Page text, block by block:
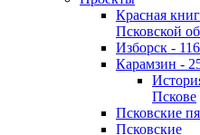
Красная
Псковской
Изборск -
Карамзин -
Пскове
Псковские
Псковские